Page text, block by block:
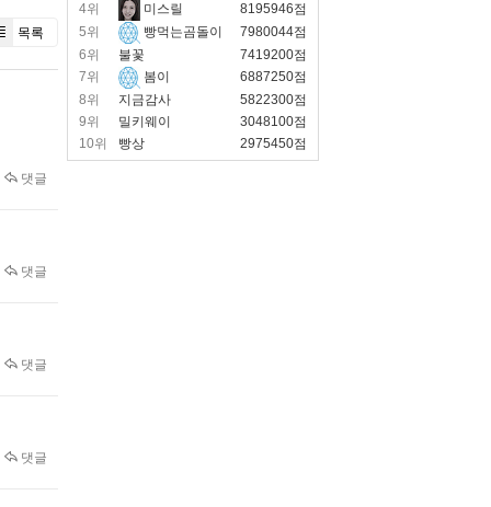
목록
댓글
댓글
댓글
댓글
4위
미스릴
8195946점
5위
빵먹는곰돌이
7980044점
6위
불꽃
7419200점
7위
봄이
6887250점
8위
지금감사
5822300점
9위
밀키웨이
3048100점
10위
빵상 2975450점